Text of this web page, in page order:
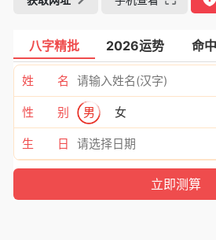
八字精批 2026运势 命
姓 名
性 别 男 女
生 日